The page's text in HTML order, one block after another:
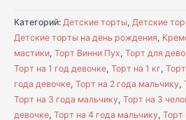
Категорий: Детские торты, Детские
Детские торты на день рождения,
мастики, Торт Винни Пух, Торт для
Торт на 1 год девочке, Торт на 1 кг,
года девочке, Торт на 2 года мальчику,
Торт на 3 года мальчику, Торт на 3
девочке, Торт на 4 года мальчику, Торт